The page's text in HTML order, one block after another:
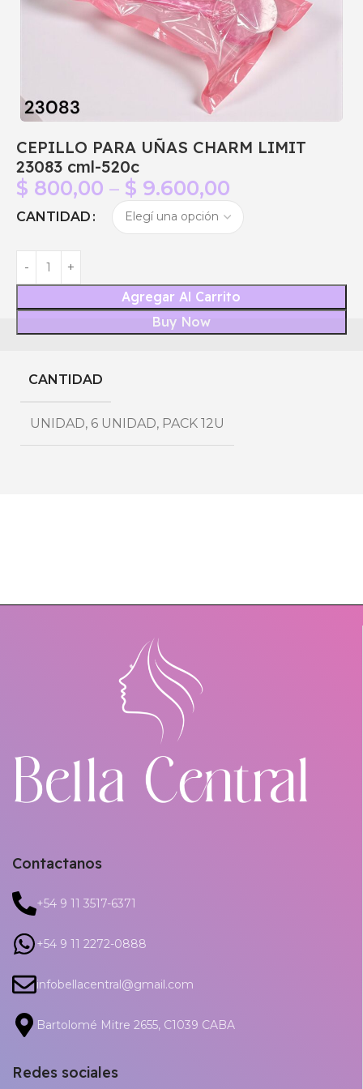
CEPILLO PARA UÑAS CHARM LIMIT
23083 cml-520c
$ 800,00 – $ 9.600,00
CANTIDAD
Agregar Al Carrito
Buy Now
CANTIDAD
UNIDAD, 6 UNIDAD, PACK 12U
Contactanos
+54 9 11 3517-6371
+54 9 11 2272-0888
infobellacentral@gmail.com
Bartolomé Mitre 2655, C1039 CABA
Redes sociales